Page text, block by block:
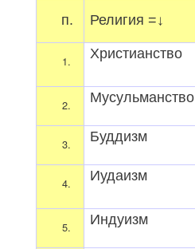
п. Религия =↓
Христианство
Мусульманство
Буддизм
Иудаизм
Индуизм